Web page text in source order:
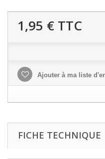
1,95 € TTC
Ajouter à ma liste
FICHE TECHNIQUE